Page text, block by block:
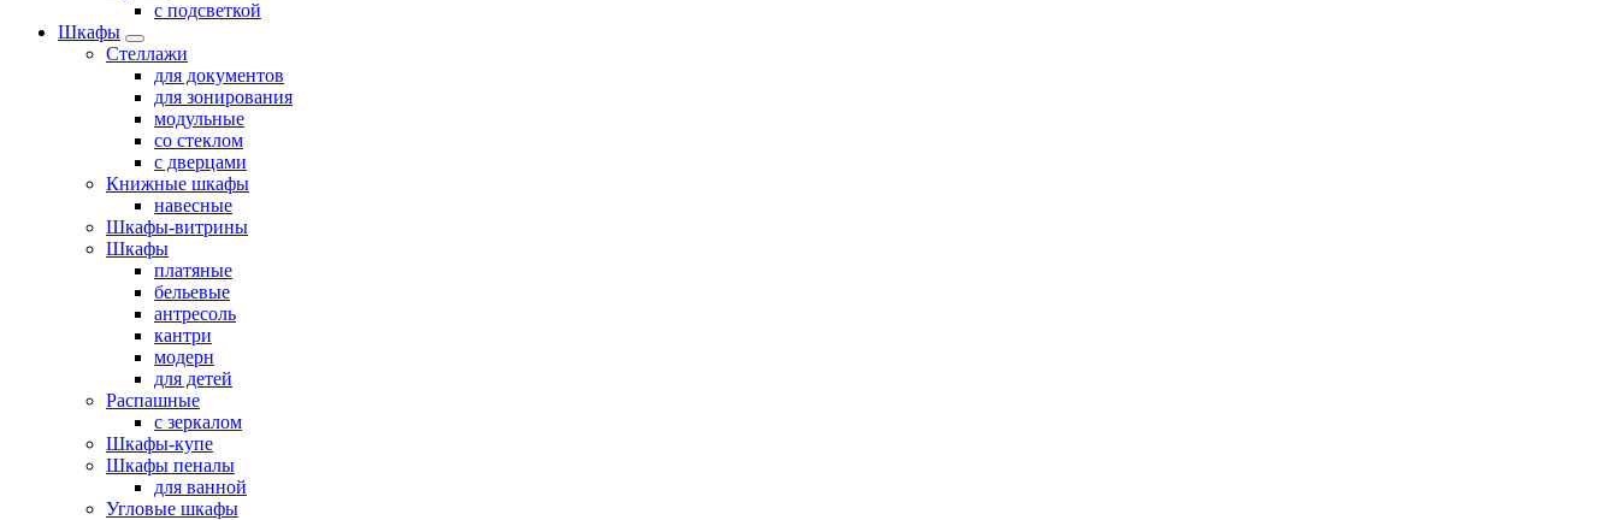
с подсветкой
Шкафы
Стеллажи
для документов
для зонирования
модульные
со стеклом
с дверцами
Книжные шкафы
навесные
Шкафы-витрины
Шкафы
платяные
бельевые
антресоль
кантри
модерн
для детей
Распашные
с зеркалом
Шкафы-купе
Шкафы пеналы
для ванной
Угловые шкафы